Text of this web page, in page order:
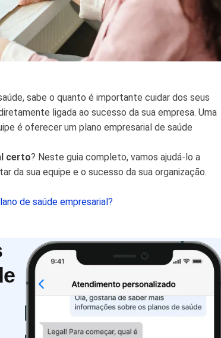
sabe o quanto é importante cuidar dos seus
ligada ao sucesso da sua empresa. Uma
é oferecer um plano empresarial de saúde
certo? Neste guia completo, vamos ajudá-lo a
da sua equipe e o sucesso da sua organização.
de saúde empresarial?